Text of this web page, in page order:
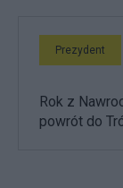
Prezydent
Rok z
powrót do